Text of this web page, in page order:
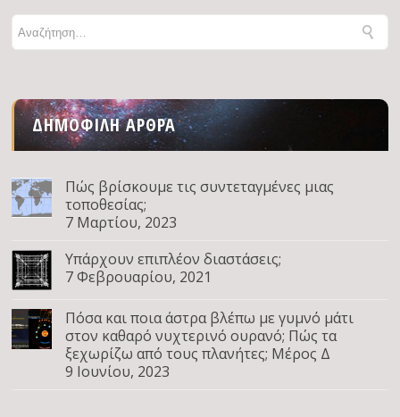
ΔΗΜΟΦΙΛΉ ΆΡΘΡΑ
Πώς βρίσκουμε τις συντεταγμένες μιας
τοποθεσίας;
7 Μαρτίου, 2023
Υπάρχουν επιπλέον διαστάσεις;
7 Φεβρουαρίου, 2021
Πόσα και ποια άστρα βλέπω με γυμνό μάτι
στον καθαρό νυχτερινό ουρανό; Πώς τα
ξεχωρίζω από τους πλανήτες; Μέρος Δ
9 Ιουνίου, 2023